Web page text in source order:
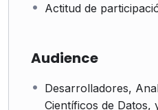
Actitud de
Audience
Desarrolladores,
Científicos de Datos,